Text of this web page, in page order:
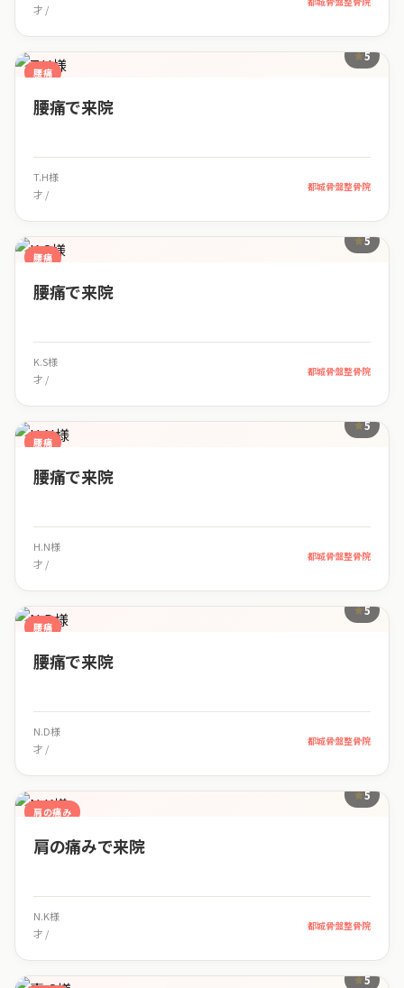
才 /
腰痛
5
腰痛で来院
T.H様
才 /
都城骨盤整骨院
腰痛
5
腰痛で来院
K.S様
才 /
都城骨盤整骨院
腰痛
5
腰痛で来院
H.N様
才 /
都城骨盤整骨院
腰痛
5
腰痛で来院
N.D様
才 /
都城骨盤整骨院
肩の痛み
5
肩の痛みで来院
N.K様
才 /
都城骨盤整骨院
5